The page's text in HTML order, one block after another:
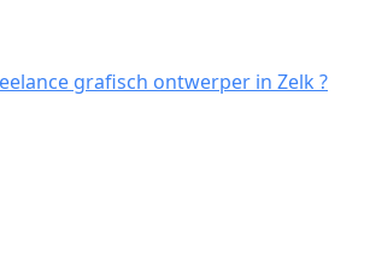
grafisch ontwerper in Zelk ?